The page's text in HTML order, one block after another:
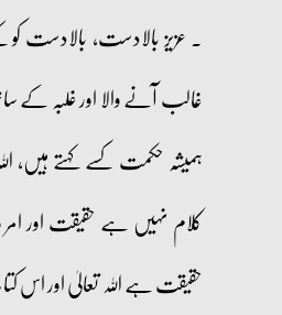
۔ عزیز بالادست، بالادست
غالب آنے والا اور غلبہ کے
ہمیشہ حکمت کسے کہتے ہیں،
کلام نہیں ہے حقیقت اور امر
حقیقت ہے اللہ تعالیٰ اور اس